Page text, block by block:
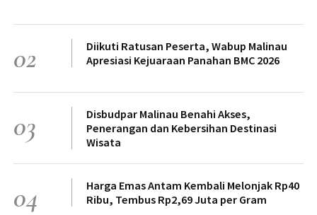
02
Diikuti Ratusan Peserta, Wabup Malinau
Apresiasi Kejuaraan Panahan BMC 2026
03
Disbudpar Malinau Benahi Akses,
Penerangan dan Kebersihan Destinasi
Wisata
04
Harga Emas Antam Kembali Melonjak Rp40
Ribu, Tembus Rp2,69 Juta per Gram